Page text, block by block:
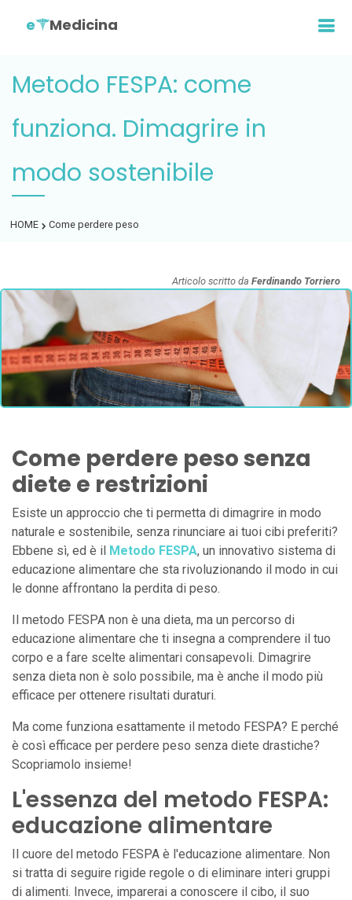
e Medicina
Metodo FESPA: come
funziona. Dimagrire in
modo sostenibile
HOME Come perdere peso
Articolo scritto da Ferdinando Torriero
Come perdere peso senza
diete e restrizioni
Esiste un approccio che ti permetta di dimagrire in modo
naturale e sostenibile, senza rinunciare ai tuoi cibi preferiti?
Ebbene sì, ed è il Metodo FESPA, un innovativo sistema di
educazione alimentare che sta rivoluzionando il modo in cui
le donne affrontano la perdita di peso.
Il metodo FESPA non è una dieta, ma un percorso di
educazione alimentare che ti insegna a comprendere il tuo
corpo e a fare scelte alimentari consapevoli. Dimagrire
senza dieta non è solo possibile, ma è anche il modo più
efficace per ottenere risultati duraturi.
Ma come funziona esattamente il metodo FESPA? E perché
è così efficace per perdere peso senza diete drastiche?
Scopriamolo insieme!
L'essenza del metodo FESPA:
educazione alimentare
Il cuore del metodo FESPA è l'educazione alimentare. Non
si tratta di seguire rigide regole o di eliminare interi gruppi
di alimenti. Invece, imparerai a conoscere il cibo, il suo